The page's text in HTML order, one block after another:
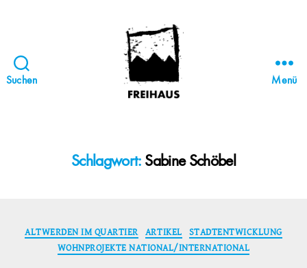
Suchen
STATTBAU
HAMBURG
Menü
Schlagwort: Sabine Schöbel
Kategorien
ALTWERDEN IM QUARTIER ARTIKEL
STADTENTWICKLUNG
WOHNPROJEKTE NATIONAL/INTERNATIONAL